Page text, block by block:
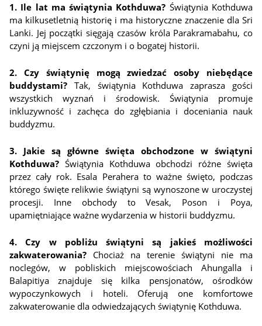
1. Ile lat ma świątynia Kothduwa? Świątynia Kothduwa
ma kilkusetletnią historię i ma historyczne znaczenie dla Sri
Lanki. Jej początki sięgają czasów króla Parakramabahu, co
czyni ją miejscem czczonym i o bogatej historii.
2. Czy świątynię mogą zwiedzać osoby niebędące
buddystami? Tak, świątynia Kothduwa zaprasza gości
wszystkich wyznań i środowisk. Świątynia promuje
inkluzywność i zachęca do zgłębiania i doceniania nauk
buddyzmu.
3. Jakie są główne święta obchodzone w świątyni
Kothduwa? Świątynia Kothduwa obchodzi różne święta
przez cały rok. Esala Perahera to ważne święto, podczas
którego święte relikwie świątyni są wynoszone w uroczystej
procesji. Inne obchody to Vesak, Poson i Poya,
upamiętniające ważne wydarzenia w historii buddyzmu.
4. Czy w pobliżu świątyni są jakieś możliwości
zakwaterowania? Chociaż na terenie świątyni nie ma
noclegów, w pobliskich miejscowościach Ahungalla i
Balapitiya znajduje się kilka pensjonatów, ośrodków
wypoczynkowych i hoteli. Oferują one komfortowe
zakwaterowanie dla odwiedzających świątynię Kothduwa.